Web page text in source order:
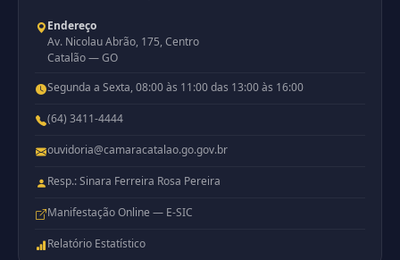
Endereço
Av. Nicolau Abrão, 175, Centro
Catalão — GO
Segunda a Sexta, 08:00 às 11:00 das 13:00 às 16:00
(64) 3411-4444
ouvidoria@camaracatalao.go.gov.br
Resp.: Sinara Ferreira Rosa Pereira
Manifestação Online — E-SIC
Relatório Estatístico